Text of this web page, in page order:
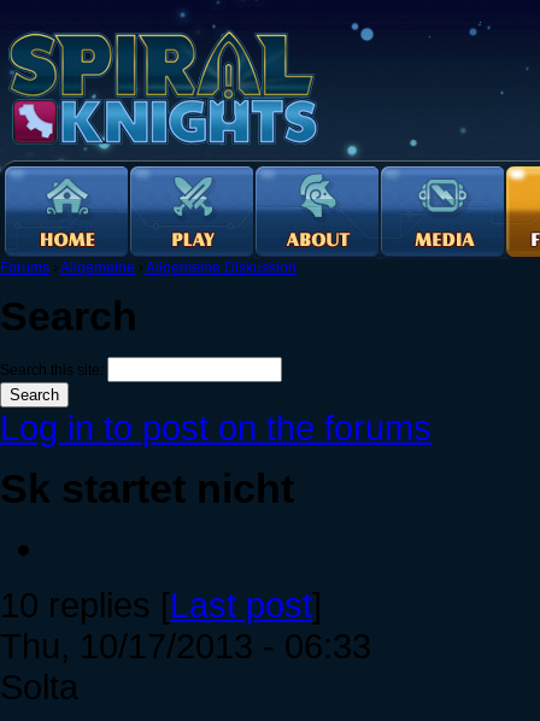
Forums › Allgemeine › Allgemeine Diskussion
Search
Search this site:
Log in to post on the forums
Sk startet nicht
10 replies [Last post]
Thu, 10/17/2013 - 06:33
Solta